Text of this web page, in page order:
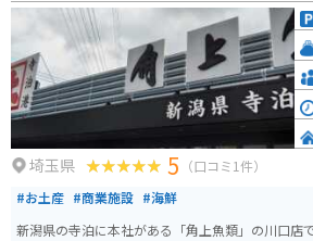
埼玉県 5 （口コミ1件）
#お土産 #商業施設 #海鮮
新潟県の寺泊に本社がある「角上魚類」の川口店